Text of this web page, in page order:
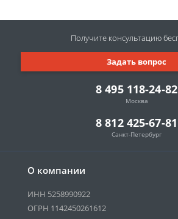
О компании
ИНН 5258990922
ОГРН 1142450261612
8 495 118-24-82
Москва
8 812 425-67-81
Санкт-Петербург
Задать вопрос
Получите консультацию